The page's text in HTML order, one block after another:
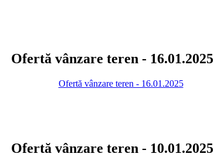
Ofertă vânzare teren - 16.01.2025
Ofertă vânzare teren - 16.01.2025
Ofertă vânzare teren - 10.01.2025